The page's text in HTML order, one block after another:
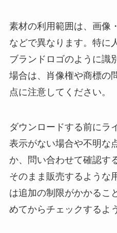
素材の利用範囲は、画像
などで異なります。特に
ブランドロゴのように識
場合は、肖像権や商標の
点に注意してください。
ダウンロードする前にラ
表示がない場合や不明な
か、問い合わせて確認す
そのまま販売するような
は追加の制限がかかるこ
めてからチェックするよ